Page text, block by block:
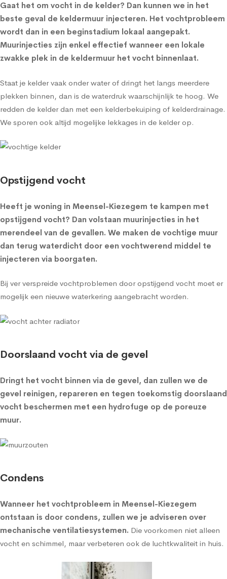
Gaat het om vocht in de kelder? Dan kunnen we in het
beste geval de keldermuur injecteren. Het vochtprobleem
wordt dan in een beginstadium lokaal aangepakt.
Muurinjecties zijn enkel effectief wanneer een lokale
zwakke plek in de keldermuur het vocht binnenlaat.
Staat je kelder vaak onder water of dringt het langs meerdere
plekken binnen, dan is de waterdruk waarschijnlijk te hoog. We
redden de kelder dan met een kelderbekuiping of kelderdrainage.
We sporen ook altijd mogelijke lekkages in de kelder op.
Opstijgend vocht
Heeft je woning in Meensel-Kiezegem te kampen met
opstijgend vocht? Dan volstaan muurinjecties in het
merendeel van de gevallen. We maken de vochtige muur
dan terug waterdicht door een vochtwerend middel te
injecteren via boorgaten.
Bij ver verspreide vochtproblemen door opstijgend vocht moet er
mogelijk een nieuwe waterkering aangebracht worden.
Doorslaand vocht via de gevel
Dringt het vocht binnen via de gevel, dan zullen we de
gevel reinigen, repareren en tegen toekomstig doorslaand
vocht beschermen met een hydrofuge op de poreuze
muur.
Condens
Wanneer het vochtprobleem in Meensel-Kiezegem
ontstaan is door condens, zullen we je adviseren over
mechanische ventilatiesystemen. Die voorkomen niet alleen
vocht en schimmel, maar verbeteren ook de luchtkwaliteit in huis.